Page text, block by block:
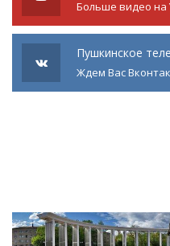
Больше видео на
Пушкинское
Ждем Вас